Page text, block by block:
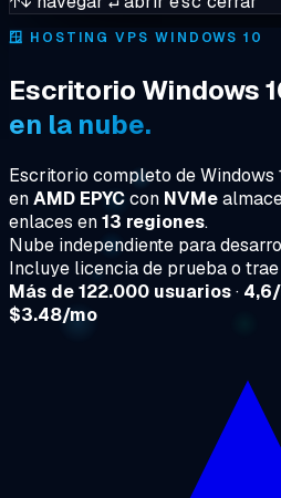
🪟 HOSTING VPS WINDOWS 10
Escritorio Windows
en la nube.
Escritorio completo de Windows
enAMD EPYCcon NVMe
enlaces en13 regiones.
Nube independiente para
Incluye licencia de prueba o
Más de 122.000 usuarios·
$3.48/mo